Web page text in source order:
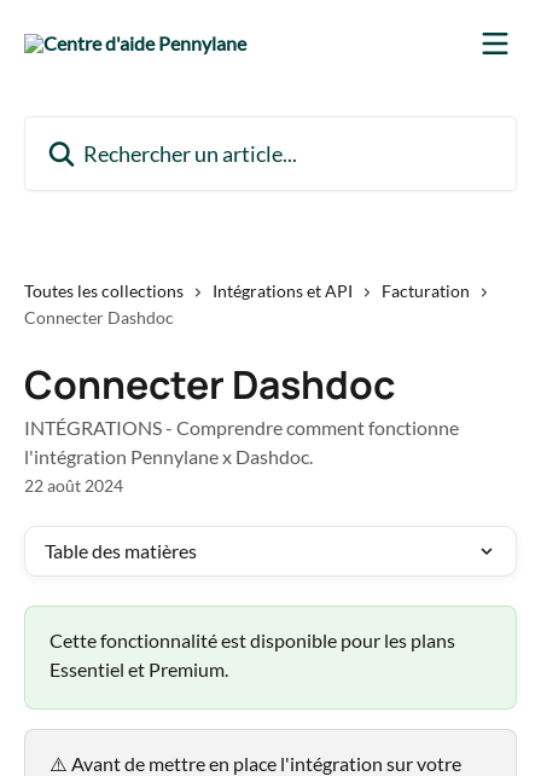
Toutes les collections Intégrations et API
Facturation
Connecter Dashdoc
Connecter Dashdoc
INTÉGRATIONS - Comprendre comment fonctionne
l'intégration Pennylane x Dashdoc.
22 août 2024
Table des matières
Cette fonctionnalité est disponible pour les plans
Essentiel et Premium.
⚠️ Avant de mettre en place l'intégration sur votre